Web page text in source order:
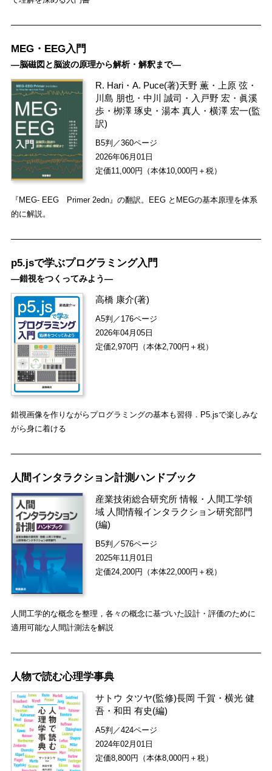
MEG・EEG入門
―脳磁図と脳波の原理から解析・解釈まで―
R. Hari ・A. Puce(著)天野 薫 ・ 上原 弦 ・
川島 朋也 ・中川 誠司 ・ 入戸野 宏 ・ 眞溪
歩 ・栁澤 琢史 ・湯本 真人 ・横澤 宏一(監
訳)
B5判／360ページ
2026年06月01日
定価11,000円（本体10,000円＋税）
『MEG- EEG Primer 2edn』の翻訳。EEG とMEGの基本原理を体系
的に解説。
p5.jsで学ぶプログラミング入門
―錯視をつくってみよう―
高橋 康介(著)
A5判／176ページ
2026年04月05日
定価2,970円（本体2,700円＋税）
錯視画像を作りながらプログラミングの基本も習得．P5.jsで楽しみな
がら身に着ける
人間インタラクション計測ハンドブック
産業技術総合研究所 情報・人間工学領
域 人間情報インタラクション研究部門
(編)
B5判／576ページ
2025年11月01日
定価24,200円（本体22,000円＋税）
人間工学的な概念を整理，各々の概念に基づいた設計・評価のために
適用可能な人間計測法を解説
人物で読む心理学事典
サトウ タツヤ(監修)長岡 千賀 ・横光 健
吾 ・和田 有史(編)
A5判／424ページ
2024年02月01日
定価8,800円（本体8,000円＋税）